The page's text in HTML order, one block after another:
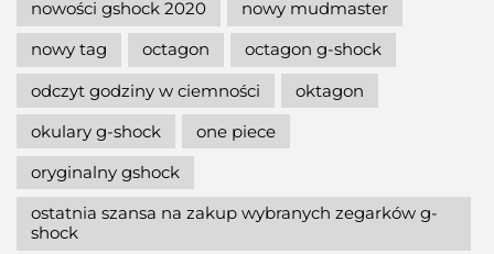
nowości gshock 2020
nowy mudmaster
nowy tag
octagon
octagon g-shock
odczyt godziny w ciemności
oktagon
okulary g-shock
one piece
oryginalny gshock
ostatnia szansa na zakup wybranych zegarków g-
shock